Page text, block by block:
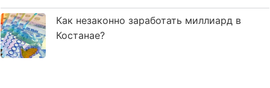
Как незаконно заработать миллиард в
Костанае?